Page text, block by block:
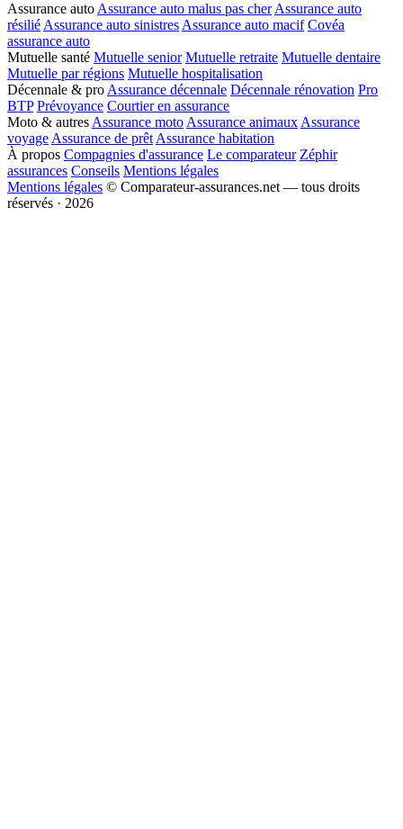
Assurance autoAssurance auto malus pas cherAssurance auto
résiliéAssurance auto sinistresAssurance auto macif Covéa
assurance auto
Mutuelle santé Mutuelle senior Mutuelle retraite Mutuelle dentaire
Mutuelle par régions Mutuelle hospitalisation
Décennale & proAssurance décennale Décennale rénovation Pro
BTP Prévoyance Courtier en assurance
Moto & autresAssurance motoAssurance animauxAssurance
voyageAssurance de prêtAssurance habitation
À propos Compagnies d'assurance Le comparateur Zéphir
assurances Conseils Mentions légales
Mentions légales © Comparateur-assurances.net — tous droits
réservés · 2026